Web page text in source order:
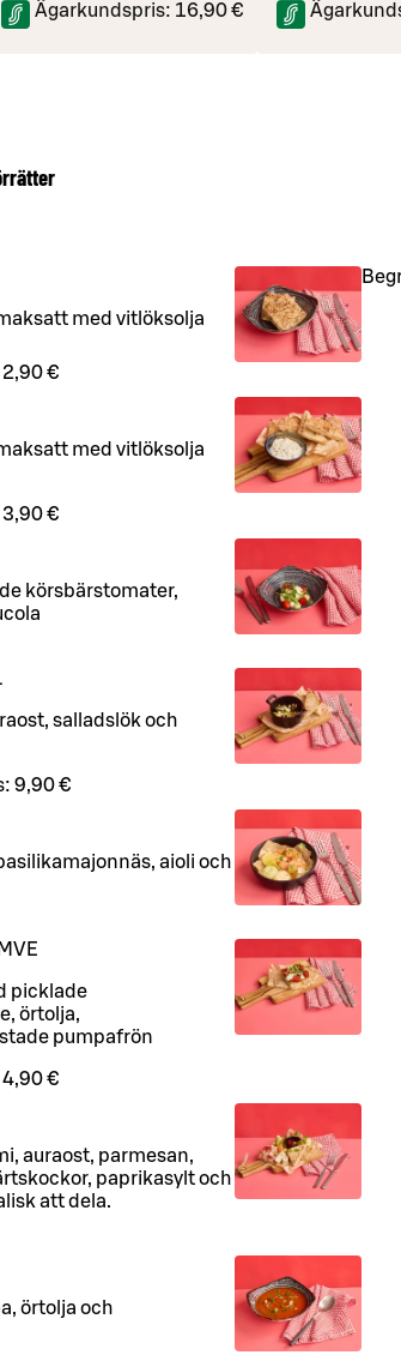
Ägarkundspris: 16,90 €
med vitlöksolja
2,90 €
med vitlöksolja
3,90 €
körsbärstomater,
salladslök och
9,90 €
aioli och
MVE
picklade
örtolja,
pumpafrön
4,90 €
auraost, parmesan,
paprikasylt och
att dela.
örtolja och